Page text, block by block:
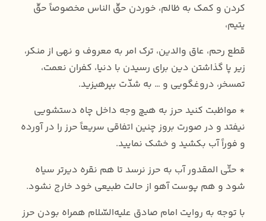
کردن و کمک به ظالم، خوردن حقّ الناس مخصوصاً حقّ
یتیم،
قطع رحم، عاق والدین، ترک امر به معروف و نهی از منکر،
زیر پا گذاشتن دین برای رسیدن با دنیا، کفران نعمت،
تمسخر، دروغگویی و … به شدّت بپرهیزید.
* مواظبت کنید حرز به هیچ وجه داخل چاه دستشویی
نیفتد و در صورت بروز چنین اتفاقی سریعاً حرز را در آورده
و فوراً آب بکشید و خشک نمایید.
* حتّی المقدور آب به حرز نرسد تا هم نقره دیرتر سیاه
شود و هم پوست آهو از حالت طبیعی خود خارج نشود.
با توجه به روایت امام صادق علیه‌السّلام همراه بودن حرز